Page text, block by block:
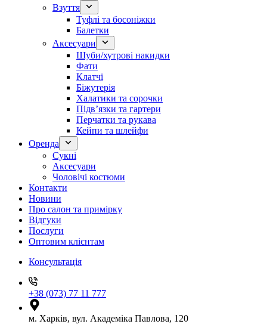
Взуття
Туфлі та босоніжки
Балетки
Аксесуари
Шуби/хутрові накидки
Фати
Клатчі
Біжутерія
Халатики та сорочки
Підвʼязки та гартери
Перчатки та рукава
Кейпи та шлейфи
Оренда
Сукні
Аксесуари
Чоловічі костюми
Контакти
Новини
Про салон та примірку
Відгуки
Послуги
Оптовим клієнтам
Консультація
+38 (073) 77 11 777
м. Харків, вул. Академіка Павлова, 120